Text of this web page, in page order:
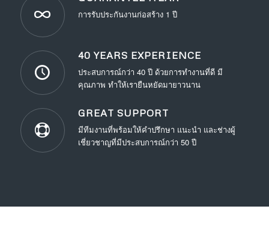
การรับประกันงานก่อสร้าง 1 ปี
40 YEARS EXPERIENCE
ประสบการณ์กว่า 40 ปี ด้วยการทำงานที่ดี มี
คุณภาพ ทำให้เรายืนหยัดมายาวนาน
GREAT SUPPORT
มีทีมงานที่พร้อมให้คำปรึกษา แนะนำ และช่างผู้
เชี่ยวชาญที่มีประสบการณ์กว่า 50 ปี